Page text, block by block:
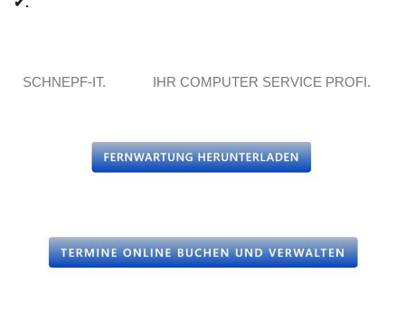
SCHNEPF-IT. IHR COMPUTER SERVICE PROFI.